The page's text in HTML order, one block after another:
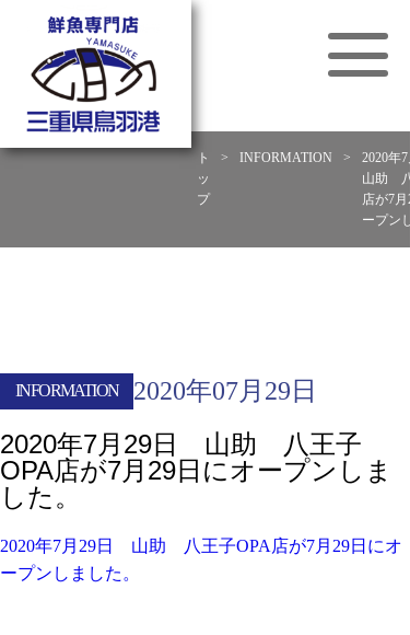
ト
ッ
プ
> INFORMATION >
2020年
山助 八
店が7月
ープン
INFORMATION 2020年07月29日
2020年7月29日 山助 八王子
OPA店が7月29日にオープンしま
した。
2020年7月29日 山助 八王子OPA店が7月29日にオ
ープンしました。